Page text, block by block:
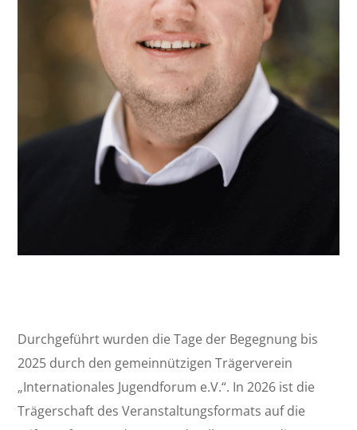
Durchgeführt wurden die Tage der Begegnung bis
2025 durch den gemeinnützigen Trägerverein
„Internationales Jugendforum e.V.“. In 2026 ist die
Trägerschaft des Veranstaltungsformats auf die